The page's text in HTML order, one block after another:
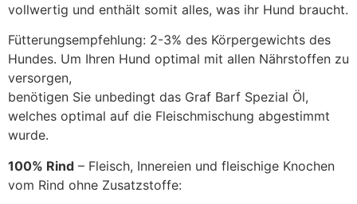
vollwertig und enthält somit alles, was ihr Hund braucht.
Fütterungsempfehlung: 2-3% des Körpergewichts des
Hundes. Um Ihren Hund optimal mit allen Nährstoffen zu
versorgen,
benötigen Sie unbedingt das Graf Barf Spezial Öl,
welches optimal auf die Fleischmischung abgestimmt
wurde.
100% Rind – Fleisch, Innereien und fleischige Knochen
vom Rind ohne Zusatzstoffe: